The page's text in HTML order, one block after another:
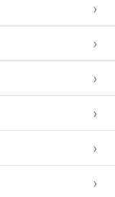
›
›
›
›
›
›